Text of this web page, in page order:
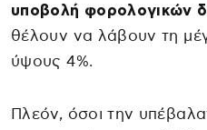
υποβολή φορολογικών
θέλουν να λάβουν τη
ύψους 4%.
Πλεόν, όσοι την